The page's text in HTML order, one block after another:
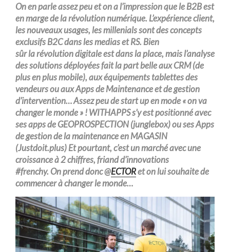
On en parle assez peu et on a l’impression que le B2B est
en marge de larévolutionnumérique. L’expérienceclient,
les nouveaux usages, lesmillenialssont des concepts
exclusifs B2C dans lesmediaset RS. Bien
sûrlarévolutiondigitaleest dans la place, mais l’analyse
des solutionsdéployées faitla part belleaux CRM (de
plus en plus mobile), aux équipementstablettes des
vendeurs ou aux Apps de Maintenance et de gestion
d’intervention… Assez peu de start up en mode « onva
changerle monde »!WITHAPPS s’y est positionné avec
sesappsde GEOPROSPECTION (junglebox) ou ses Apps
de gestion de la maintenance en MAGASIN
(Justdoit.plus) Et pourtant, c’est un marché avec une
croissance à2 chiffres, friand d’innovations
#frenchy. On prend donc @ECTORet on luisouhaite de
commencerà changer le monde…